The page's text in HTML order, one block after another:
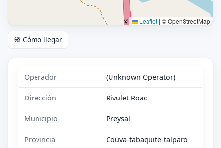
Leaflet | © OpenStreetMap
🧭 Cómo llegar
Operador (Unknown Operator)
Dirección Rivulet Road
Municipio Preysal
Provincia Couva-tabaquite-talparo